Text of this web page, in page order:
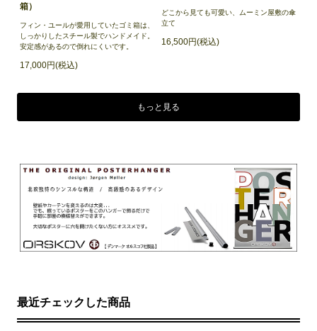
箱）
フィン・ユールが愛用していたゴミ箱は、
しっかりしたスチール製でハンドメイド。
安定感があるので倒れにくいです。
17,000円(税込)
どこから見ても可愛い、ムーミン屋敷の傘
立て
16,500円(税込)
もっと見る
最近チェックした商品